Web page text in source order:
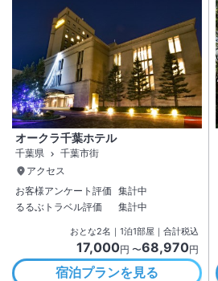
オークラ千葉ホテル
千葉県
千葉市街
アクセス
お客様アンケート評価 集計中
るるぶトラベル評価
集計中
おとな2名 ｜ 1泊1部屋｜合計税込
17,000円 〜68,970円
宿泊プランを見る